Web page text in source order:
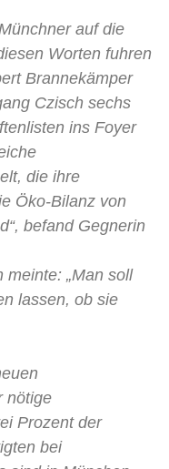
auf die
Worten fuhren
Brannekämper
Czisch sechs
ins Foyer
die ihre
Öko-Bilanz von
befand Gegnerin
„Man soll
lassen, ob sie
nötige
Prozent der
bei